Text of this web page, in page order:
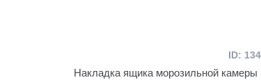
ID:
Накладка ящика морозильной камеры